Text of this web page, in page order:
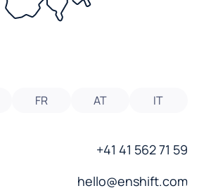
FR AT IT
+41 41 562 71 59
hello@enshift.com